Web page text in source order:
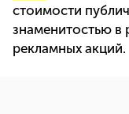
стоимости
знаменитостью в
рекламных акций.